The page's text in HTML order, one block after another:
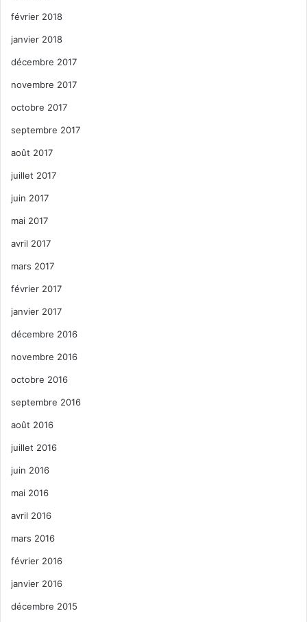
février 2018
janvier 2018
décembre 2017
novembre 2017
octobre 2017
septembre 2017
août 2017
juillet 2017
juin 2017
mai 2017
avril 2017
mars 2017
février 2017
janvier 2017
décembre 2016
novembre 2016
octobre 2016
septembre 2016
août 2016
juillet 2016
juin 2016
mai 2016
avril 2016
mars 2016
février 2016
janvier 2016
décembre 2015